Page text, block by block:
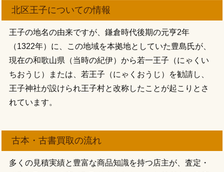
北区王子についての情報
王子の地名の由来ですが、鎌倉時代後期の元亨2年
（1322年）に、この地域を本拠地としていた豊島氏が、
現在の和歌山県（当時の紀伊）から若一王子（にゃくい
ちおうじ）または、若王子（にゃくおうじ）を勧請し、
王子神社が設けられ王子村と改称したことが起こりとさ
れています。
古本・古書買取の流れ
多くの見積実績と豊富な商品知識を持つ店主が、査定・